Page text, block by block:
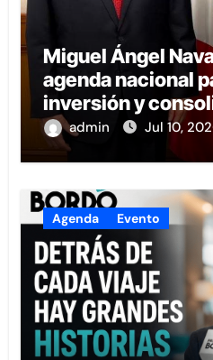
Miguel Ángel
agenda nacional
inversión y
desarrollo de
admin Jul 10,
Agenda Evento